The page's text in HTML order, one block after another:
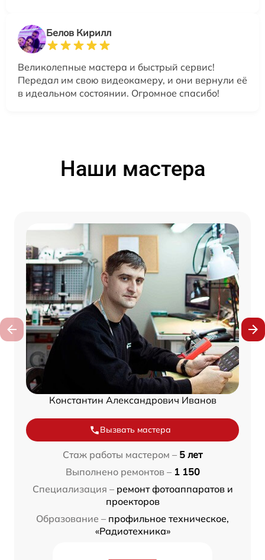
Белов Кирилл
Великолепные мастера и быстрый сервис!
Передал им свою видеокамеру, и они вернули её
в идеальном состоянии. Огромное спасибо!
Наши мастера
Константин Александрович Иванов
Вызвать мастера
Стаж работы мастером – 5 лет
Выполнено ремонтов – 1 150
Специализация – ремонт фотоаппаратов и
проекторов
Образование – профильное техническое,
«Радиотехника»